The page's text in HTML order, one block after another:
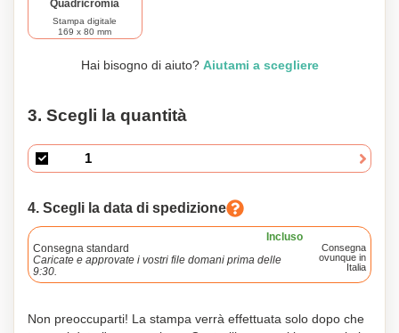
Quadricromia
Stampa digitale
169 x 80 mm
Hai bisogno di aiuto? Aiutami a scegliere
3. Scegli la quantità
4. Scegli la data di spedizione
Incluso
Consegna standard
Caricate e approvate i vostri file domani prima delle
9:30.
Consegna
ovunque in
Italia
Non preoccuparti! La stampa verrà effettuata solo dopo che